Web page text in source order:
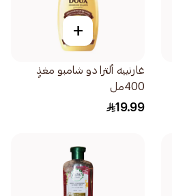
+
غارنييه ألترا دو شامبو مغذٍ
400مل
19.99